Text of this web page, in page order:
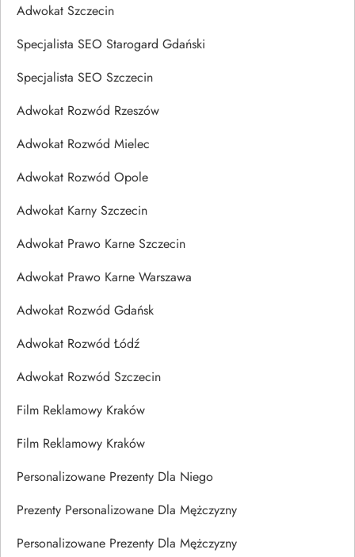
Adwokat Szczecin
Specjalista SEO Starogard Gdański
Specjalista SEO Szczecin
Adwokat Rozwód Rzeszów
Adwokat Rozwód Mielec
Adwokat Rozwód Opole
Adwokat Karny Szczecin
Adwokat Prawo Karne Szczecin
Adwokat Prawo Karne Warszawa
Adwokat Rozwód Gdańsk
Adwokat Rozwód Łódź
Adwokat Rozwód Szczecin
Film Reklamowy Kraków
Film Reklamowy Kraków
Personalizowane Prezenty Dla Niego
Prezenty Personalizowane Dla Mężczyzny
Personalizowane Prezenty Dla Mężczyzny